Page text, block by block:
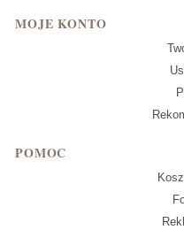
MOJE KONTO
POMOC